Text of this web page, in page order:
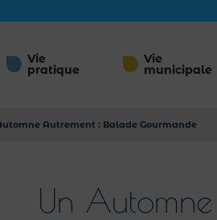
Vie
pratique
Vie
municipale
Autrement : Balade Gourmande
Un